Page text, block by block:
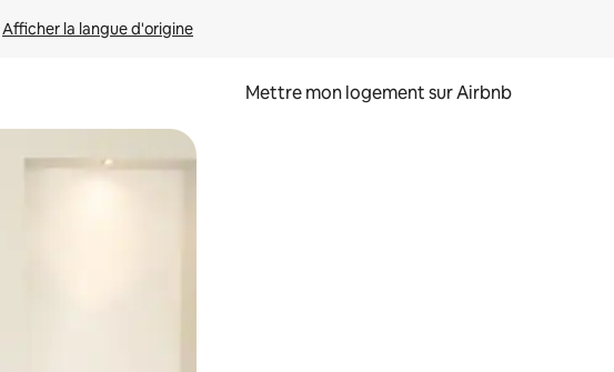
Afficher la langue d'origine
Mettre mon logement sur Airbnb